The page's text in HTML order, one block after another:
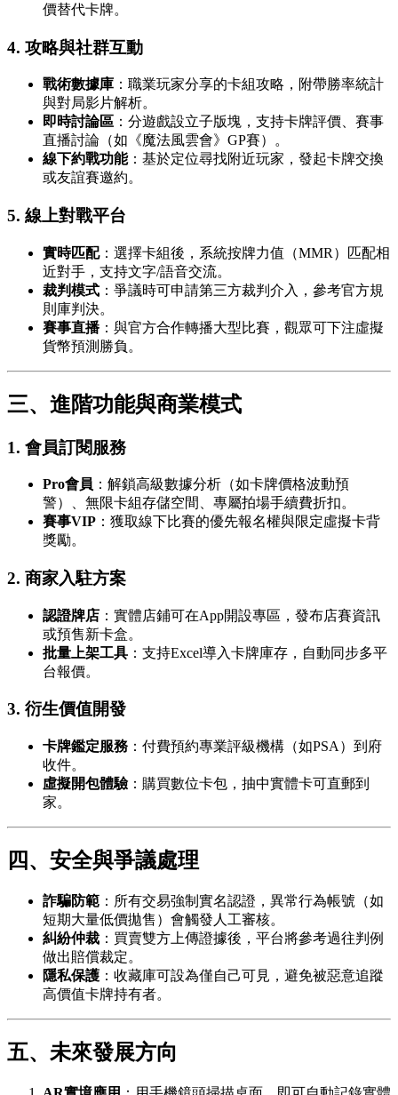
價替代卡牌。
4. 攻略與社群互動
戰術數據庫 ：職業玩家分享的卡組攻略，附帶勝率統計
與對局影片解析。
即時討論區 ：分遊戲設立子版塊，支持卡牌評價、賽事
直播討論（如《魔法風雲會》GP賽）。
線下約戰功能：基於定位尋找附近玩家，發起卡牌交換
或友誼賽邀約。
5. 線上對戰平台
實時匹配：選擇卡組後，系統按牌力值（MMR）匹配相
近對手，支持文字/語音交流。
裁判模式 ：爭議時可申請第三方裁判介入，參考官方規
則庫判決。
賽事直播：與官方合作轉播大型比賽，觀眾可下注虛擬
貨幣預測勝負。
三、進階功能與商業模式
1. 會員訂閱服務
Pro會員 ：解鎖高級數據分析（如卡牌價格波動預
警）、無限卡組存儲空間、專屬拍場手續費折扣。
賽事VIP ：獲取線下比賽的優先報名權與限定虛擬卡背
獎勵。
2. 商家入駐方案
認證牌店 ：實體店鋪可在App開設專區，發布店賽資訊
或預售新卡盒。
批量上架工具 ：支持Excel導入卡牌庫存，自動同步多平
台報價。
3. 衍生價值開發
卡牌鑑定服務 ：付費預約專業評級機構（如PSA）到府
收件。
虛擬開包體驗：購買數位卡包，抽中實體卡可直郵到
家。
四、安全與爭議處理
詐騙防範 ：所有交易強制實名認證，異常行為帳號（如
短期大量低價拋售）會觸發人工審核。
糾紛仲裁 ：買賣雙方上傳證據後，平台將參考過往判例
做出賠償裁定。
隱私保護 ：收藏庫可設為僅自己可見，避免被惡意追蹤
高價值卡牌持有者。
五、未來發展方向